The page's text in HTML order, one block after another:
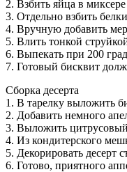
2. Взбить яйца в
3. Отдельно взбить
4. Вручную добавить
5. Влить тонкой
6. Выпекать при 200
7. Готовый бисквит
Сборка десерта
1. В тарелку выложить
2. Добавить немного
3. Выложить
4. Из кондитерского
5. Декорировать десерт
6. Готово, приятного